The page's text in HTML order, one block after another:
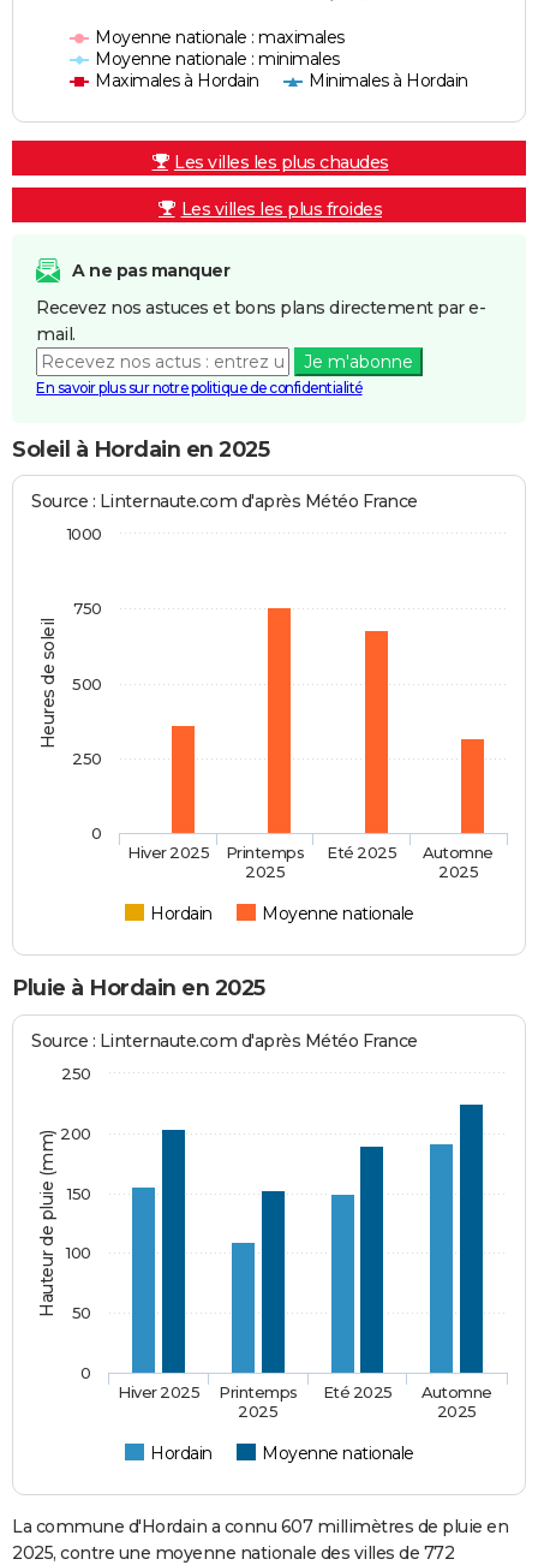
Moyenne nationale : maximales
Moyenne nationale : minimales
Maximales à Hordain
Minimales à Hordain
Les villes les plus chaudes
Les villes les plus froides
A ne pas manquer
Recevez nos astuces et bons plans directement par e-
mail.
Je m'abonne
En savoir plus sur notre politique de confidentialité
Soleil à Hordain en 2025
Heures de soleil
Source : Linternaute.com d'après Météo France
Hordain Moyenne nationale
Hiver 2025
Printemps
2025
Eté 2025
Automne
2025
0
250
500
750
1000
Pluie à Hordain en 2025
Hauteur de pluie (mm)
Source : Linternaute.com d'après Météo France
Hordain Moyenne nationale
Hiver 2025
Printemps
2025
Eté 2025
Automne
2025
0
50
100
150
200
250
La commune d'Hordain a connu 607 millimètres de pluie en
2025, contre une moyenne nationale des villes de 772